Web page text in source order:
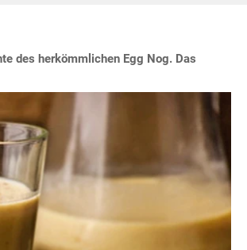
des herkömmlichen Egg Nog. Das